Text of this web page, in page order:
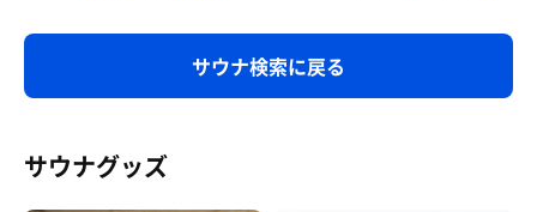
サウナ検索に戻る
サウナグッズ